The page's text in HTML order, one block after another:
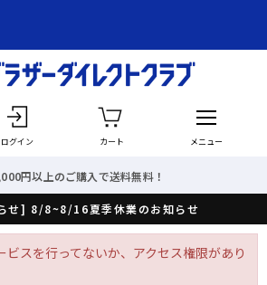
ログイン カート メニュー
円以上のご購入で送料無料！
せ] 8/8~8/16夏季休業のお知らせ
ビスを行ってないか、アクセス権限があり